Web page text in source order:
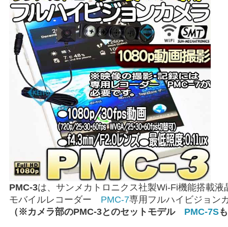
PMC-3は、サンメカトロニクス社製Wi-Fi機能搭載液
モバイルレコーダー PMC-7専用フルハイビジョン
（※カメラ部のPMC-3とのセットモデル PMC-7S